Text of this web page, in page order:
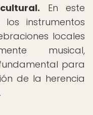
En este
instrumentos
locales
musical,
para
de la herencia